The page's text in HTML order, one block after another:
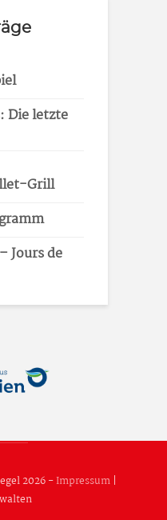
Die letzte
Grill
Jours de
2026 -Impressum|